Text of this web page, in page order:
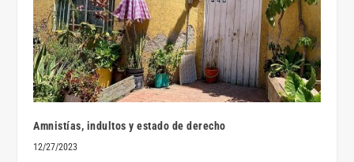
Amnistías, indultos y estado de derecho
12/27/2023